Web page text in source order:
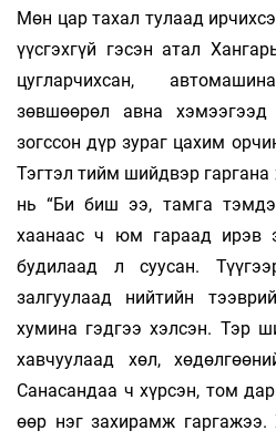
Мөн цар тахал тулаад
үүсгэхгүй гэсэн атал
цугларчихсан,
зөвшөөрөл авна хэмээгээд
зогссон дүр зураг цахим
Тэгтэл тийм шийдвэр
нь “Би биш ээ, тамга
хаанаас ч юм гараад ирэв
будилаад л суусан.
залгуулаад нийтийн
хумина гэдгээ хэлсэн. Тэр
хавчуулаад хөл,
Санасандаа ч хүрсэн, том
өөр нэг захирамж гаргажээ.